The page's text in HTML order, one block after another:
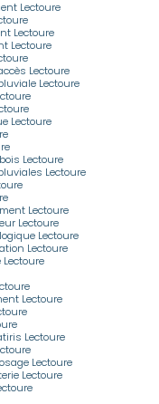
Lectoure
Lectoure
Lectoure
Lectoure
Lectoure
Lectoure
Lectoure
Lectoure
Lectoure
Lectoure
Lectoure
Lectoure
Lectoure
Lectoure
Lectoure
Lectoure